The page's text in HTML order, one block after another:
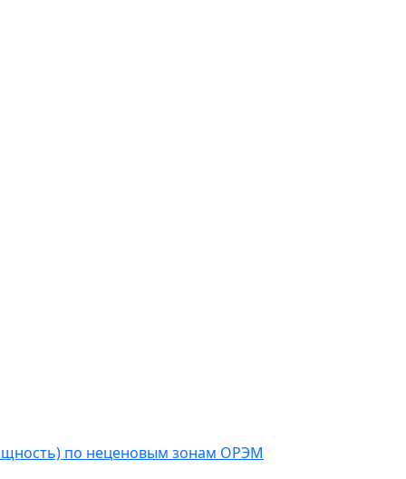
по неценовым зонам ОРЭМ